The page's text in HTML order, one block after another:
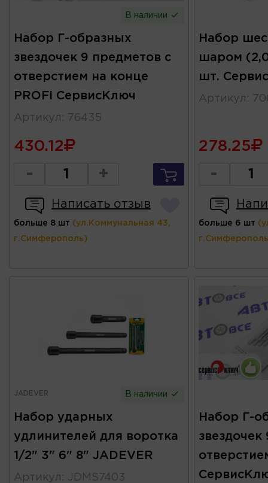
В наличии
Набор Г-образных
звездочек 9 предметов с
отверстием на конце
PROFI СервисКлюч
Артикул : 76435
430.12
- +
Написать отзыв
больше 8 шт (ул.Коммунальная 43,
г.Симферополь)
Набор
шаром
шт.
Артикул :
278.25
-
больше 6 шт
JADEVER В наличии
Набор ударных
удлинителей для воротка
1/2" 3" 6" 8" JADEVER
Артикул : JDMS7403
Набор Г-
звездочек